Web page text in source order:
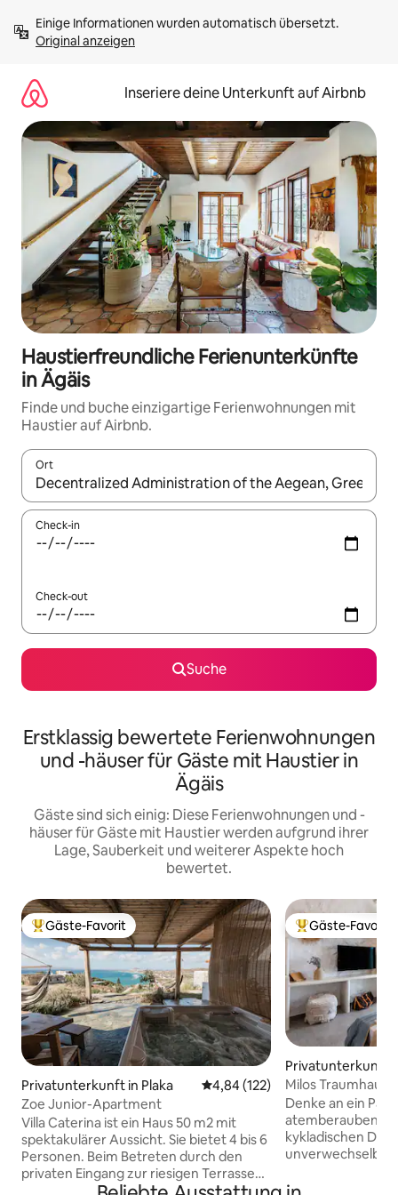
Inhalten
springenOriginal anzeigen
Inseriere deine Unterkunft auf Airbnb
Haustierfreundliche Ferienunterkünfte
in Ägäis
Finde und buche einzigartige Ferienwohnungen mit
Haustier auf Airbnb.
Ort
Wenn Ergebnisse verfügbar sind, navigiere mit den
Check-in
Check-out
Suche
Erstklassig bewertete Ferienwohnungen
und -häuser für Gäste mit Haustier in
Ägäis
Gäste sind sich einig: Diese Ferienwohnungen und -
häuser für Gäste mit Haustier werden aufgrund ihrer
Lage, Sauberkeit und weiterer Aspekte hoch
bewertet.
Beliebter Gäste-Favorit.
Gäste-Favorit
Privatunterkunft in Plaka Durchschnittliche Bewertung:
4,84 (122)
Zoe Junior-Apartment
Villa Caterina ist ein Haus 50 m2 mit
spektakulärer Aussicht. Sie bietet 4 bis 6
Personen. Beim Betreten durch den
privaten Eingang zur riesigen Terrasse
der Villa kannst du dein
Beliebter Gäste-
Gäste-Favorit
Privatunterkunft
kia
Milos Traumhaus 2
Denke an ein
kykladischen
Unsere